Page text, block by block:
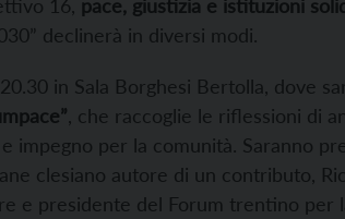
16, pace, giustizia e istituzioni
declinerà in diversi modi.
in Sala Borghesi Bertolla, dove
, che raccoglie le riflessioni di
impegno per la comunità. Saranno
clesiano autore di un contributo,
e presidente del Forum trentino per